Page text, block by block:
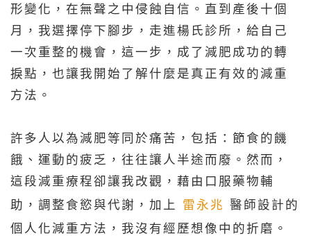
形變化，在無聲之中侵蝕自信。直到產後十個
月，我選擇停下腳步，走進楊氏診所，給自己
一次重整的機會，這一步，成了減肥成功的轉
捩點，也讓我開始了解什麼是真正有效的減重
方法。
許多人以為減肥等同於痛苦，包括：節食的饑
餓、運動的疲乏，往往讓人半途而廢。然而，
這段減重療程卻讓我改觀，藉由口服藥物輔
助，調整食慾與代謝，加上
雷永兆 醫師設計的
個人化減重方法，我沒有經歷想像中的折磨。